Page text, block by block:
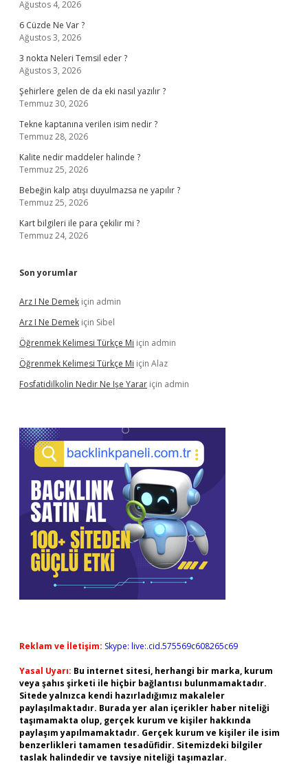
Ağustos 4, 2026
6 Cüzde Ne Var ?
Ağustos 3, 2026
3 nokta Neleri Temsil eder ?
Ağustos 3, 2026
Şehirlere gelen de da eki nasıl yazılır ?
Temmuz 30, 2026
Tekne kaptanına verilen isim nedir ?
Temmuz 28, 2026
Kalite nedir maddeler halinde ?
Temmuz 25, 2026
Bebeğin kalp atışı duyulmazsa ne yapılır ?
Temmuz 25, 2026
Kart bilgileri ile para çekilir mi ?
Temmuz 24, 2026
Son yorumlar
Arz I Ne Demek için admin
Arz I Ne Demek için Sibel
Öğrenmek Kelimesi Türkçe Mi için admin
Öğrenmek Kelimesi Türkçe Mi için Alaz
Fosfatidilkolin Nedir Ne Işe Yarar için admin
Reklam ve İletişim: Skype: live:.cid.575569c608265c69
Yasal Uyarı: Bu internet sitesi, herhangi bir marka, kurum
veya şahıs şirketi ile hiçbir bağlantısı bulunmamaktadır.
Sitede yalnızca kendi hazırladığımız makaleler
paylaşılmaktadır. Burada yer alan içerikler haber niteliği
taşımamakta olup, gerçek kurum ve kişiler hakkında
paylaşım yapılmamaktadır. Gerçek kurum ve kişiler ile isim
benzerlikleri tamamen tesadüfidir. Sitemizdeki bilgiler
taslak halindedir ve tavsiye niteliği taşımazlar.